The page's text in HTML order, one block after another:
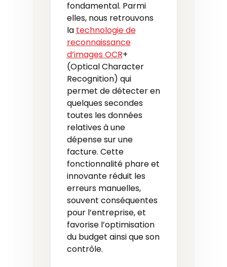
fondamental. Parmi
elles, nous retrouvons
la technologie de
reconnaissance
d’images OCR+
(Optical Character
Recognition) qui
permet de détecter en
quelques secondes
toutes les données
relatives à une
dépense sur une
facture. Cette
fonctionnalité phare et
innovante réduit les
erreurs manuelles,
souvent conséquentes
pour l’entreprise, et
favorise l’optimisation
du budget ainsi que son
contrôle.